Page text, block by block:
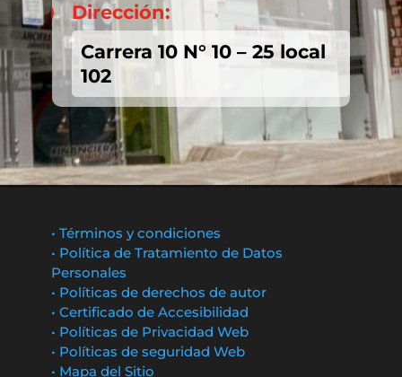

Dirección:
Carrera 10 N° 10 – 25 local
102
• Términos y condiciones
• Política de Tratamiento de Datos
Personales
• Políticas de derechos de autor
• Certificado de Accesibilidad
• Políticas de Privacidad Web
• Políticas de seguridad Web
• Mapa del Sitio